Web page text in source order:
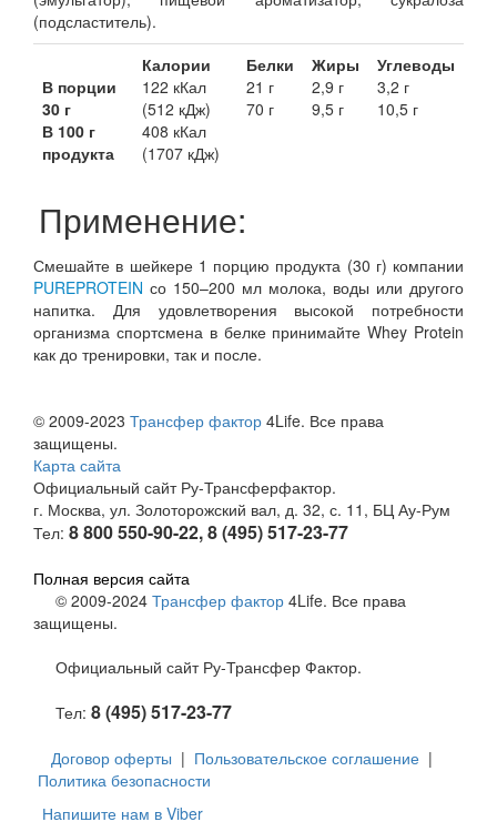
(подсластитель).
В порции
30 г
В 100 г
продукта
Калории
122 кКал
(512 кДж)
408 кКал
(1707 кДж)
Белки
21 г
70 г
Жиры
2,9 г
9,5 г
Углеводы
3,2 г
10,5 г
Применение:
Смешайте в шейкере 1 порцию продукта (30 г) компании
PUREPROTEIN со 150–200 мл молока, воды или другого
напитка. Для удовлетворения высокой потребности
организма спортсмена в белке принимайте Whey Protein
как до тренировки, так и после.
© 2009-2023 Трансфер фактор 4Life. Все права
защищены.
Карта сайта
Официальный сайт Ру-Трансферфактор.
г. Москва, ул. Золоторожский вал, д. 32, с. 11, БЦ Ау-Рум
Тел: 8 800 550-90-22, 8 (495) 517-23-77
Полная версия сайта
© 2009-2024 Трансфер фактор 4Life. Все права
защищены.
Официальный сайт Ру-Трансфер Фактор.
Тел: 8 (495) 517-23-77
Договор оферты | Пользовательское соглашение |
Политика безопасности
Напишите нам в Viber